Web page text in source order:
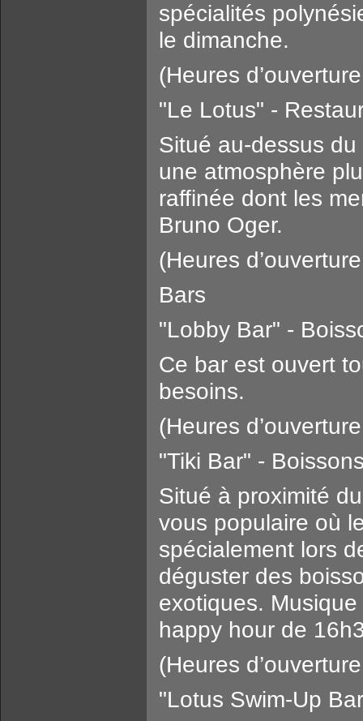
spécialités
le dimanche.
(Heures
"Le Lotus" -
Situé au-dessus
une atmosphère
raffinée dont les
Bruno Oger.
(Heures
Bars
"Lobby Bar" -
Ce bar est ouvert
besoins.
(Heures
"Tiki Bar" -
Situé à proximité
vous populaire où
spécialement lors
déguster des
exotiques.
happy hour de
(Heures
"Lotus Swim-Up